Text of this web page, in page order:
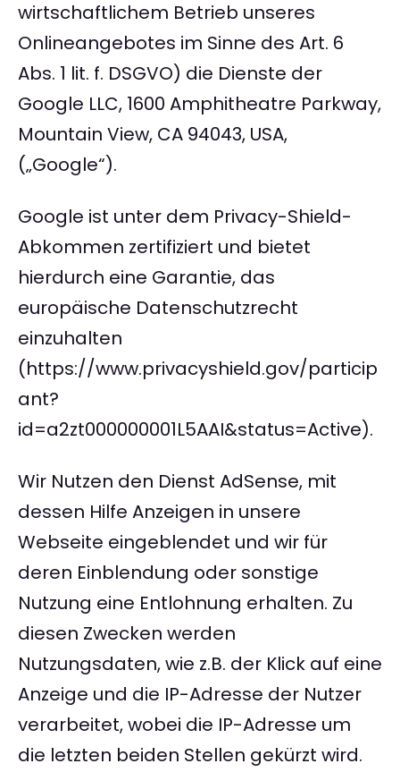
wirtschaftlichem Betrieb unseres
Onlineangebotes im Sinne des Art. 6
Abs. 1 lit. f. DSGVO) die Dienste der
Google LLC, 1600 Amphitheatre Parkway,
Mountain View, CA 94043, USA,
(„Google“).
Google ist unter dem Privacy-Shield-
Abkommen zertifiziert und bietet
hierdurch eine Garantie, das
europäische Datenschutzrecht
einzuhalten
(https://www.privacyshield.gov/particip
ant?
id=a2zt000000001L5AAI&status=Active).
Wir Nutzen den Dienst AdSense, mit
dessen Hilfe Anzeigen in unsere
Webseite eingeblendet und wir für
deren Einblendung oder sonstige
Nutzung eine Entlohnung erhalten. Zu
diesen Zwecken werden
Nutzungsdaten, wie z.B. der Klick auf eine
Anzeige und die IP-Adresse der Nutzer
verarbeitet, wobei die IP-Adresse um
die letzten beiden Stellen gekürzt wird.